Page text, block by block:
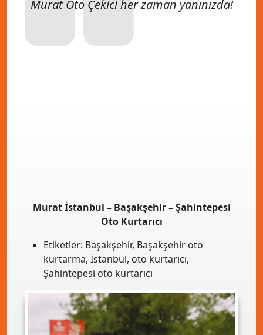
Murat Oto Çekici her zaman yanınızda!
Murat İstanbul – Başakşehir – Şahintepesi
Oto Kurtarıcı
Etiketler: Başakşehir, Başakşehir oto
kurtarma, İstanbul, oto kurtarıcı,
Şahintepesi oto kurtarıcı